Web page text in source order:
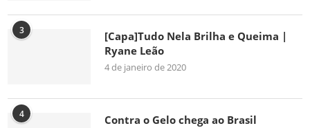
3
[Capa]Tudo Nela Brilha e Queima |
Ryane Leão
4 de janeiro de 2020
4 Contra o Gelo chega ao Brasil